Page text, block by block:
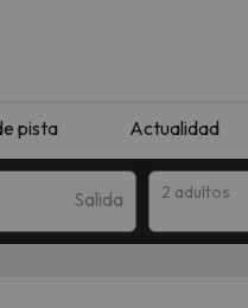
pista Actualidad
Salida 2 adultos